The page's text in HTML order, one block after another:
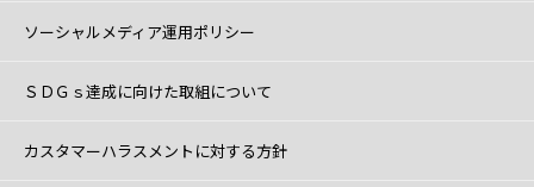
ソーシャルメディア運用ポリシー
ＳＤＧｓ達成に向けた取組について
カスタマーハラスメントに対する方針